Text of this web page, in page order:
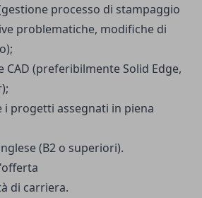
processo di stampaggio
problematiche, modifiche di
CAD (preferibilmente Solid Edge,
i progetti assegnati in piena
(B2 o superiori).
di carriera.